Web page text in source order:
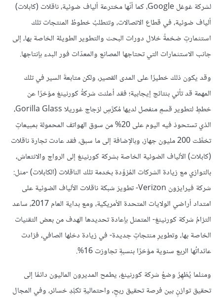
لشركة غوغل Google، كما أنّها مخترعة ألياف ضوئية، ناقلات (كابلات)
ألياف ضوئية، في قطاع الاتصالات، وتتطلبُ خطوطُ المنتجات تلك
استثمارتٍ ضخمةً خلال دورات البحث والتطوير الطويلة الخاصة بها، إلى
جانب الاستثمارات التي تحتاجها المصانع والمعدّات فور البدء بإنتاجها.
وقد يكون ذلك خطيرًا على المدى القصير، ولكن متابعةَ السير في تلك
المهمة قد تأتي بنتائج إيجابية؛ فقد أعلنت شركةُ كورنينغ مؤخرًا عن
خططٍ لتطوير قسمٍ منفصل لديها مُكرَّسٍ لزجاج غوريلا Gorilla Glass،
الذي تستحوذ فيه اليوم على 20% من سوق الهواتف المحمولة بمبيعاتٍ
تخطَّت 200 مليون جهاز، وبالإضافة إلى ما سبق، فقد عادت تجارة ناقلات
(كابلات) الألياف الضوئية الخاصة بشركة كورنينغ إلى الرواج والانتعاش،
بالتوازي مع زيادة الشركات المُزوِّدة بخدمة تلك الناقلات (الكابلات) -مثل:
شركة فيرايزون Verizon- تطويرَ شبكة ناقلات الألياف الضوئية على
امتداد أراضي الولايات المتحدة الأمريكية، ومع بداية العام 2017، ساعد
التزامُ شركة كورنينغ- المتمثل بإعادة تحديدها الهدف من بعض التقنيات
الخاصة بها، وتطويرِ منتجاتٍ جديدة- في زيادة دخلها الصافي، فزادت
عائداتُها الربع سنوية مؤخرًا بنسبةٍ تجاوزت 16%.
ومثلما يُظهِرُ وضعُ شركة كورنينغ، يطمح المديرون الماليون دائمًا إلى
تحقيق توازنٍ بين فرصة تحقيق ربحٍ، واحتماليةِ تكبُّدِ خسائر، وفي المجال